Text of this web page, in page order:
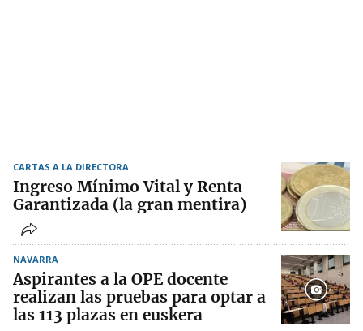
CARTAS A LA DIRECTORA
Ingreso Mínimo Vital y Renta
Garantizada (la gran mentira)
NAVARRA
Aspirantes a la OPE docente
realizan las pruebas para optar a
las 113 plazas en euskera